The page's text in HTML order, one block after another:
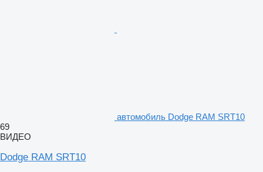
автомобиль Dodge RAM SRT10
69
ВИДЕО
Dodge RAM SRT10